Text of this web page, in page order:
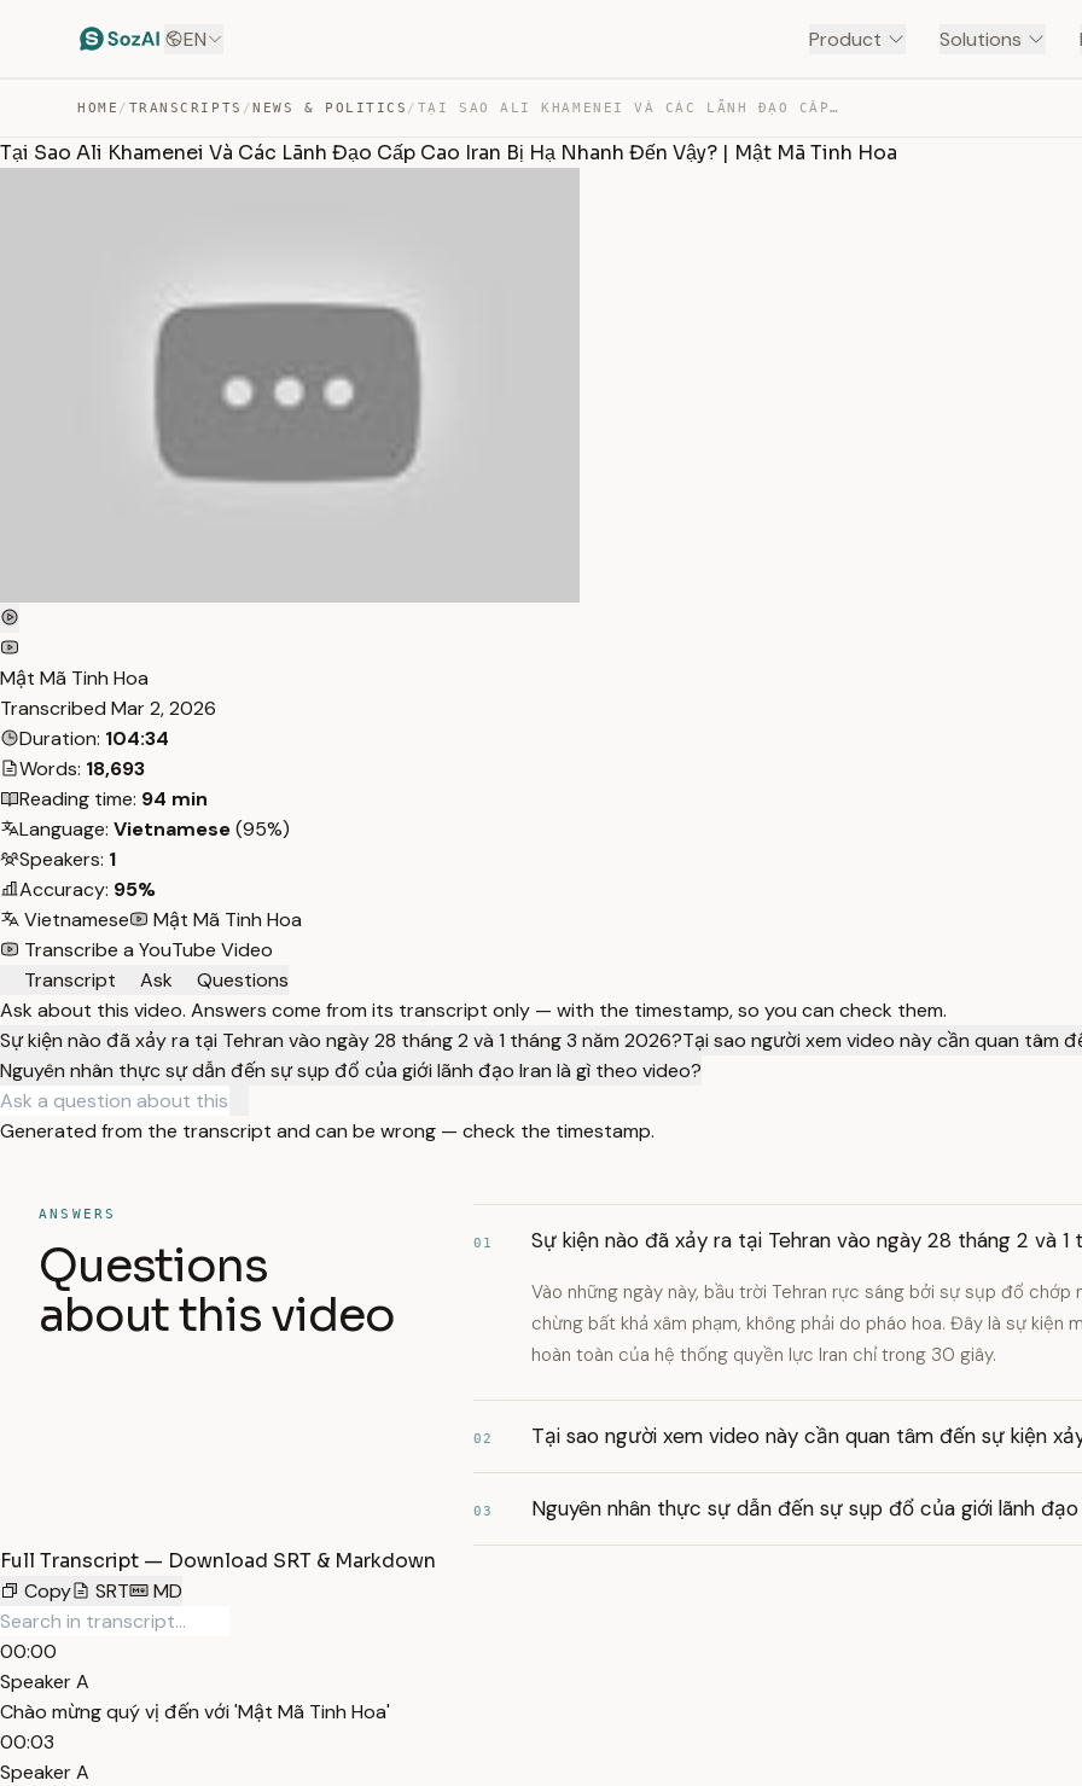
EN Product Solutions
HOME / TRANSCRIPTS /NEWS & POLITICS / TẠI SAO ALI KHAMENEI VÀ CÁC LÃNH ĐẠO CẤP CAO IRAN BỊ HẠ… — TRANSCRIPT
Tại Sao Ali Khamenei Và Các Lãnh Đạo Cấp Cao Iran Bị Hạ Nhanh Đến Vậy? | Mật Mã Tinh Hoa
Mật Mã Tinh Hoa
Transcribed Mar 2, 2026
Duration: 104:34
Words: 18,693
Reading time: 94 min
Language: Vietnamese(95%)
Speakers: 1
Accuracy: 95%
Vietnamese
Mật Mã Tinh Hoa
Transcribe a YouTube Video
Transcript
Ask
Questions
Ask about this video. Answers come from its transcript only — with the timestamp, so you can check them.
Sự kiện nào đã xảy ra tại Tehran vào ngày 28 tháng 2 và 1 tháng 3 năm 2026?Tại sao người xem video này cần quan tâm
Nguyên nhân thực sự dẫn đến sự sụp đổ của giới lãnh đạo Iran là gì theo video?
Generated from the transcript and can be wrong — check the timestamp.
ANSWERS
Questions
about this video
01 Sự kiện nào đã xảy ra tại Tehran vào ngày 28 tháng 2 và
Vào những ngày này, bầu trời Tehran rực sáng bởi sự sụp đổ
chừng bất khả xâm phạm, không phải do pháo hoa. Đây là sự kiện
hoàn toàn của hệ thống quyền lực Iran chỉ trong 30 giây.
02 Tại sao người xem video này cần quan tâm đến sự kiện
03 Nguyên nhân thực sự dẫn đến sự sụp đổ của giới lãnh
Full Transcript — Download SRT & Markdown
Copy
SRT MD
00:00
Speaker A
Chào mừng quý vị đến với 'Mật Mã Tinh Hoa'
00:03
Speaker A